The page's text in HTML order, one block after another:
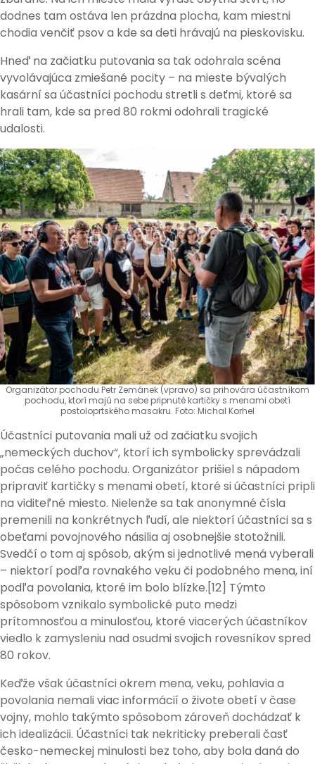
dodnes tam ostáva len prázdna plocha, kam miestni
chodia venčiť psov a kde sa deti hrávajú na pieskovisku.
Hneď na začiatku putovania sa tak odohrala scéna
vyvolávajúca zmiešané pocity – na mieste bývalých
kasární sa účastníci pochodu stretli s deťmi, ktoré sa
hrali tam, kde sa pred 80 rokmi odohrali tragické
udalosti.
Organizátor pochodu Petr Zemánek (vpravo) sa prihovára účastníkom
pochodu, ktorí majú na sebe pripnuté kartičky s menami obetí
postoloprtského masakru. Foto: Michal Korhel
Účastníci putovania mali už od začiatku svojich
„nemeckých duchov“, ktorí ich symbolicky sprevádzali
počas celého pochodu. Organizátor prišiel s nápadom
pripraviť kartičky s menami obetí, ktoré si účastníci pripli
na viditeľné miesto. Nielenže sa tak anonymné čísla
premenili na konkrétnych ľudí, ale niektorí účastníci sa s
obeťami povojnového násilia aj osobnejšie stotožnili.
Svedčí o tom aj spôsob, akým si jednotlivé mená vyberali
– niektorí podľa rovnakého veku či podobného mena, iní
podľa povolania, ktoré im bolo blízke.[12] Týmto
spôsobom vznikalo symbolické puto medzi
prítomnosťou a minulosťou, ktoré viacerých účastníkov
viedlo k zamysleniu nad osudmi svojich rovesníkov spred
80 rokov.
Keďže však účastníci okrem mena, veku, pohlavia a
povolania nemali viac informácií o živote obetí v čase
vojny, mohlo takýmto spôsobom zároveň dochádzať k
ich idealizácii. Účastníci tak nekriticky preberali časť
česko-nemeckej minulosti bez toho, aby bola daná do